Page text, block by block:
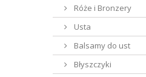
Róże i Bronzery
Usta
Balsamy do ust
Błyszczyki